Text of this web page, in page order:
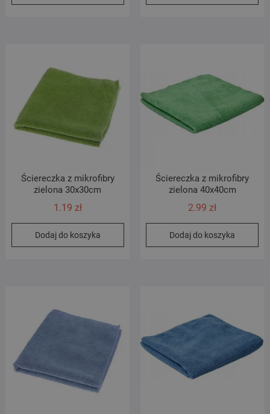
Ściereczka z mikrofibry
zielona 30x30cm
1.19 zł
Dodaj do koszyka
Ściereczka z mikrofibry
zielona 40x40cm
2.99zł
Dodaj do koszyka